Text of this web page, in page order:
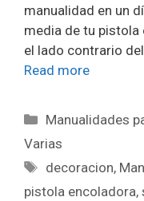
manualidad en un
media de tu pistola
el lado contrario
Read more
Manualidades
Varias
decoracion,
pistola encoladora,